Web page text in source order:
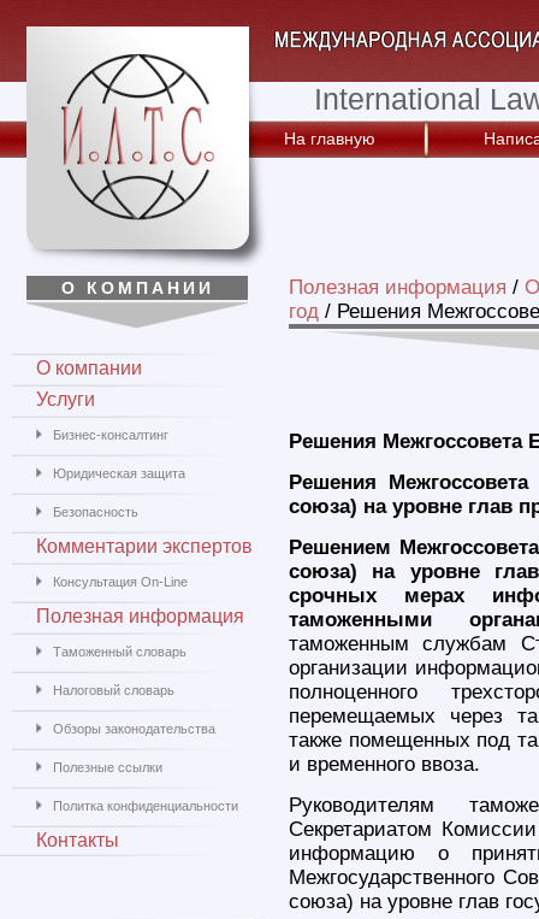
International
На главную
Полезная информация /
год / Решения
Решения Межгоссовета
Решения
союза) на уровне глав
Решением
союза) на уровне
срочных мерах
таможенными
таможенным службам
организации
полноценного
перемещаемых через
также помещенных под
и временного ввоза.
Руководителям
Секретариатом
информацию о
Межгосударственного
союза) на уровне глав
О КОМПАНИИ
О компании
Услуги
Бизнес-консалтинг
Юридическая защита
Безопасность
Комментарии экспертов
Консультация On-Line
Полезная информация
Таможенный словарь
Налоговый словарь
Обзоры законодательства
Полезные ссылки
Политка конфиденциальности
Контакты